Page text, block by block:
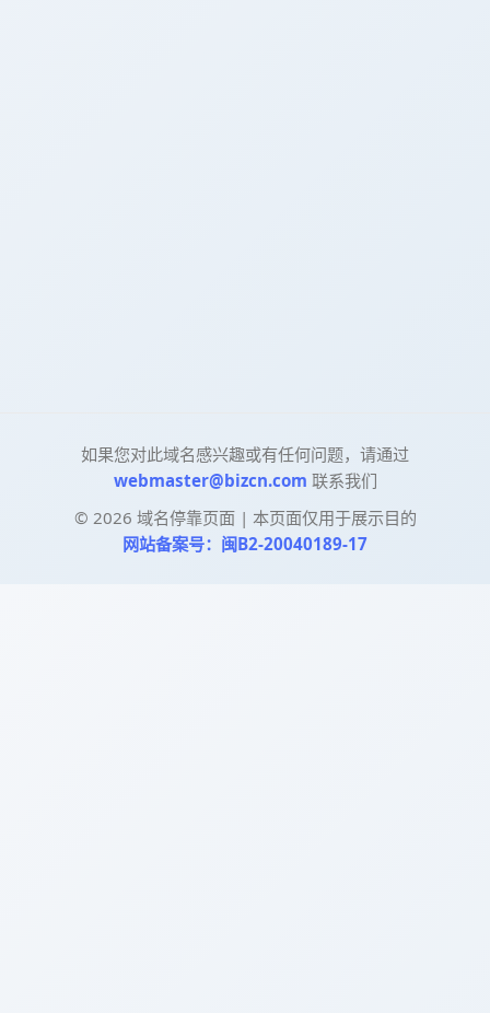
如果您对此域名感兴趣或有任何问题，请通过
webmaster@bizcn.com 联系我们
© 2026 域名停靠页面 | 本页面仅用于展示目的
网站备案号：闽B2-20040189-17